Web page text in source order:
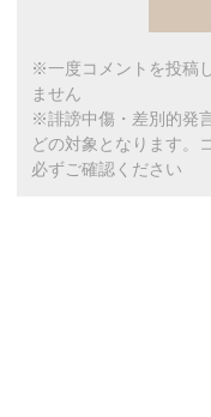
※一度コメントを投稿
ません
※誹謗中傷・差別的発
どの対象となります。
必ずご確認ください